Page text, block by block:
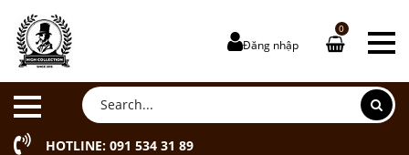
Đăng nhập
0
HOTLINE: 091 534 31 89